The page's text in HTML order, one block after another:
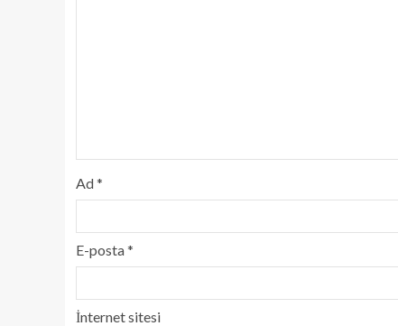
Ad*
E-posta*
İnternet sitesi